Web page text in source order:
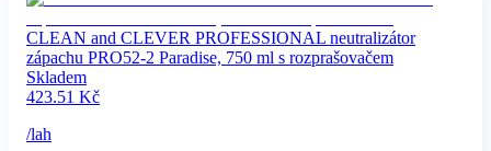
CLEAN and CLEVER PROFESSIONAL neutralizátor
zápachu PRO52-2 Paradise, 750 ml s rozprašovačem
Skladem
423.51 Kč
/lah